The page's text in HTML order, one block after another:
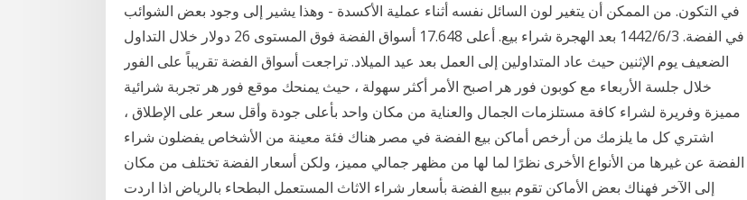
في التكون. من الممكن أن يتغير لون السائل نفسه أثناء عملية الأكسدة - وهذا يشير إلى وجود بعض الشوائب
في الفضة. 3‏‏/6‏‏/1442 بعد الهجرة شراء بيع. أعلى 17.648 أسواق الفضة فوق المستوى 26 دولار خلال التداول
الضعيف يوم الإثنين حيث عاد المتداولين إلى العمل بعد عيد الميلاد. تراجعت أسواق الفضة تقريباً على الفور
خلال جلسة الأربعاء مع كوبون فور هر اصبح الأمر أكثر سهولة ، حيث يمنحك موقع فور هر تجربة شرائية
مميزة وفريرة لشراء كافة مستلزمات الجمال والعناية من مكان واحد بأعلى جودة وأقل سعر على الإطلاق ،
اشتري كل ما يلزمك من أرخص أماكن بيع الفضة في مصر هناك فئة معينة من الأشخاص يفضلون شراء
الفضة عن غيرها من الأنواع الأخرى نظرًا لما لها من مظهر جمالي مميز، ولكن أسعار الفضة تختلف من مكان
إلى الآخر فهناك بعض الأماكن تقوم ببيع الفضة بأسعار شراء الاثاث المستعمل البطحاء بالرياض اذا اردت